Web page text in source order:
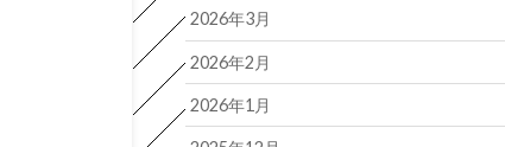
2026年3月
2026年2月
2026年1月